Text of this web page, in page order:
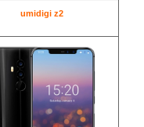
umidigi z2